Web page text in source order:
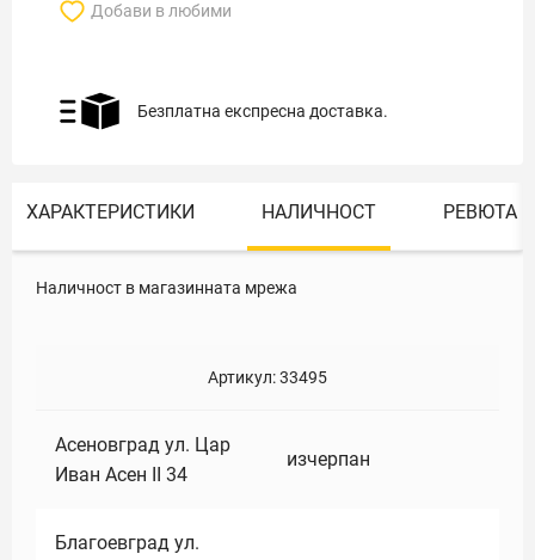
Добави в любими
Безплатна експресна доставка.
ХАРАКТЕРИСТИКИ НАЛИЧНОСТ РЕВЮТА
Наличност в магазинната мрежа
Артикул:33495
Асеновград ул. Цар
Иван Асен II 34
изчерпан
Благоевград ул.